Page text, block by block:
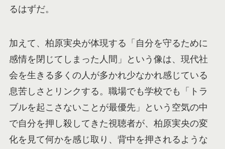
るはずだ。
加えて、柏原実央が体現する「自分を守るために
感情を閉じてしまった人間」という像は、現代社
会を生きる多くの人が多かれ少なかれ感じている
息苦しさとリンクする。職場でも学校でも「トラ
ブルを起こさないことが最優先」という空気の中
で自分を押し殺してきた視聴者が、柏原実央の変
化を見て何かを感じ取り、背中を押されるような